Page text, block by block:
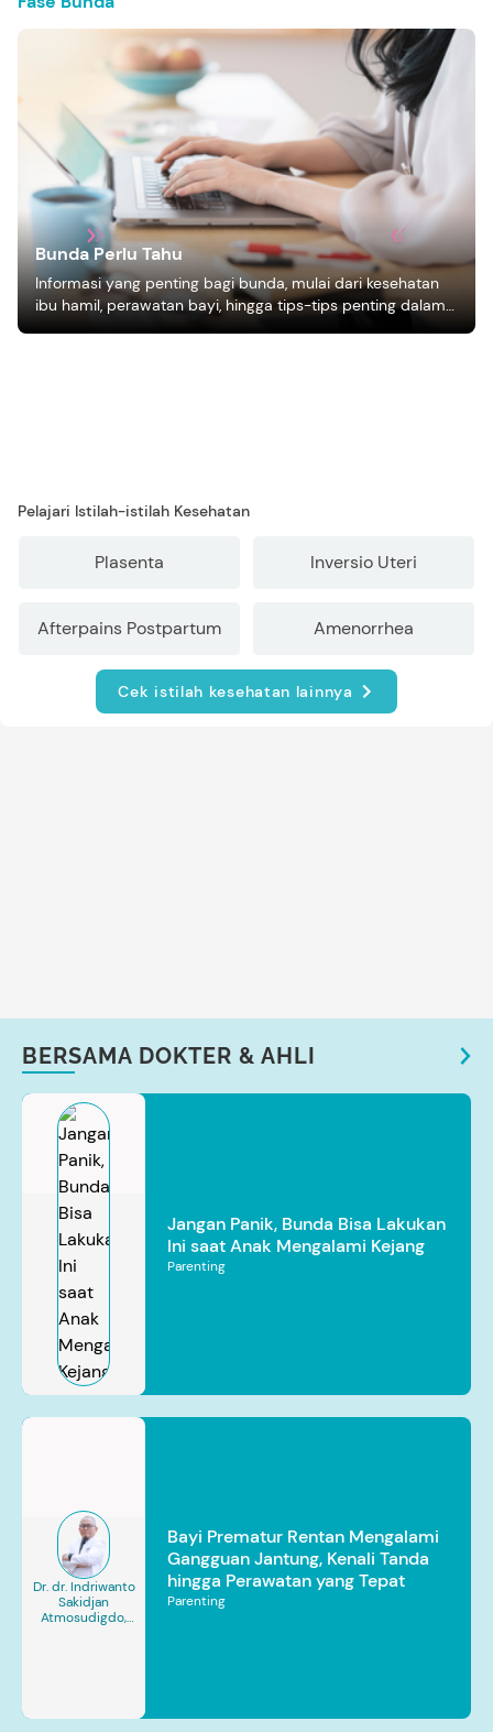
Bunda Perlu Tahu
Informasi yang penting bagi bunda, mulai dari kesehatan
ibu hamil, perawatan bayi, hingga tips-tips penting dalam
mengasuh anak
Pelajari Istilah-istilah Kesehatan
Plasenta Inversio Uteri
Afterpains Postpartum Amenorrhea
Cek istilah kesehatan lainnya
BERSAMA DOKTER & AHLI
Jangan Panik, Bunda Bisa Lakukan
Ini saat Anak Mengalami Kejang
Parenting
Dr. dr. Indriwanto
Sakidjan
Atmosudigdo,
Bayi Prematur Rentan Mengalami
Gangguan Jantung, Kenali Tanda
hingga Perawatan yang Tepat
Parenting